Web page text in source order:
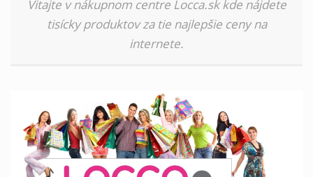
Vitajte v nákupnom centre Locca.sk kde nájdete
tisícky produktov za tie najlepšie ceny na
internete.